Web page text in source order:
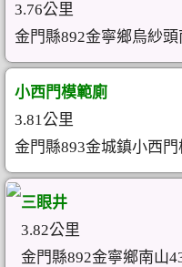
3.76公里
金門縣892金寧鄉烏紗
小西門模範廁
3.81公里
金門縣893金城鎮小西
三眼井
3.82公里
金門縣892金寧鄉南山